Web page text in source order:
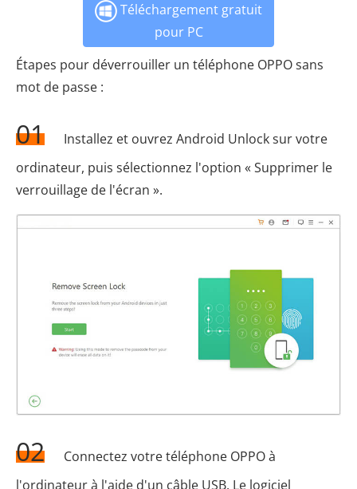
Téléchargement gratuit
pour PC
Étapes pour déverrouiller un téléphone OPPO sans
mot de passe :
01
Installez et ouvrez Android Unlock sur votre
ordinateur, puis sélectionnez l'option « Supprimer le
verrouillage de l'écran ».
02
Connectez votre téléphone OPPO à
l'ordinateur à l'aide d'un câble USB. Le logiciel